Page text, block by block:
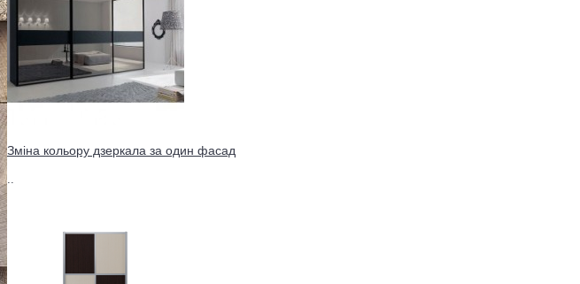
Зміна кольору дзеркала за один фасад